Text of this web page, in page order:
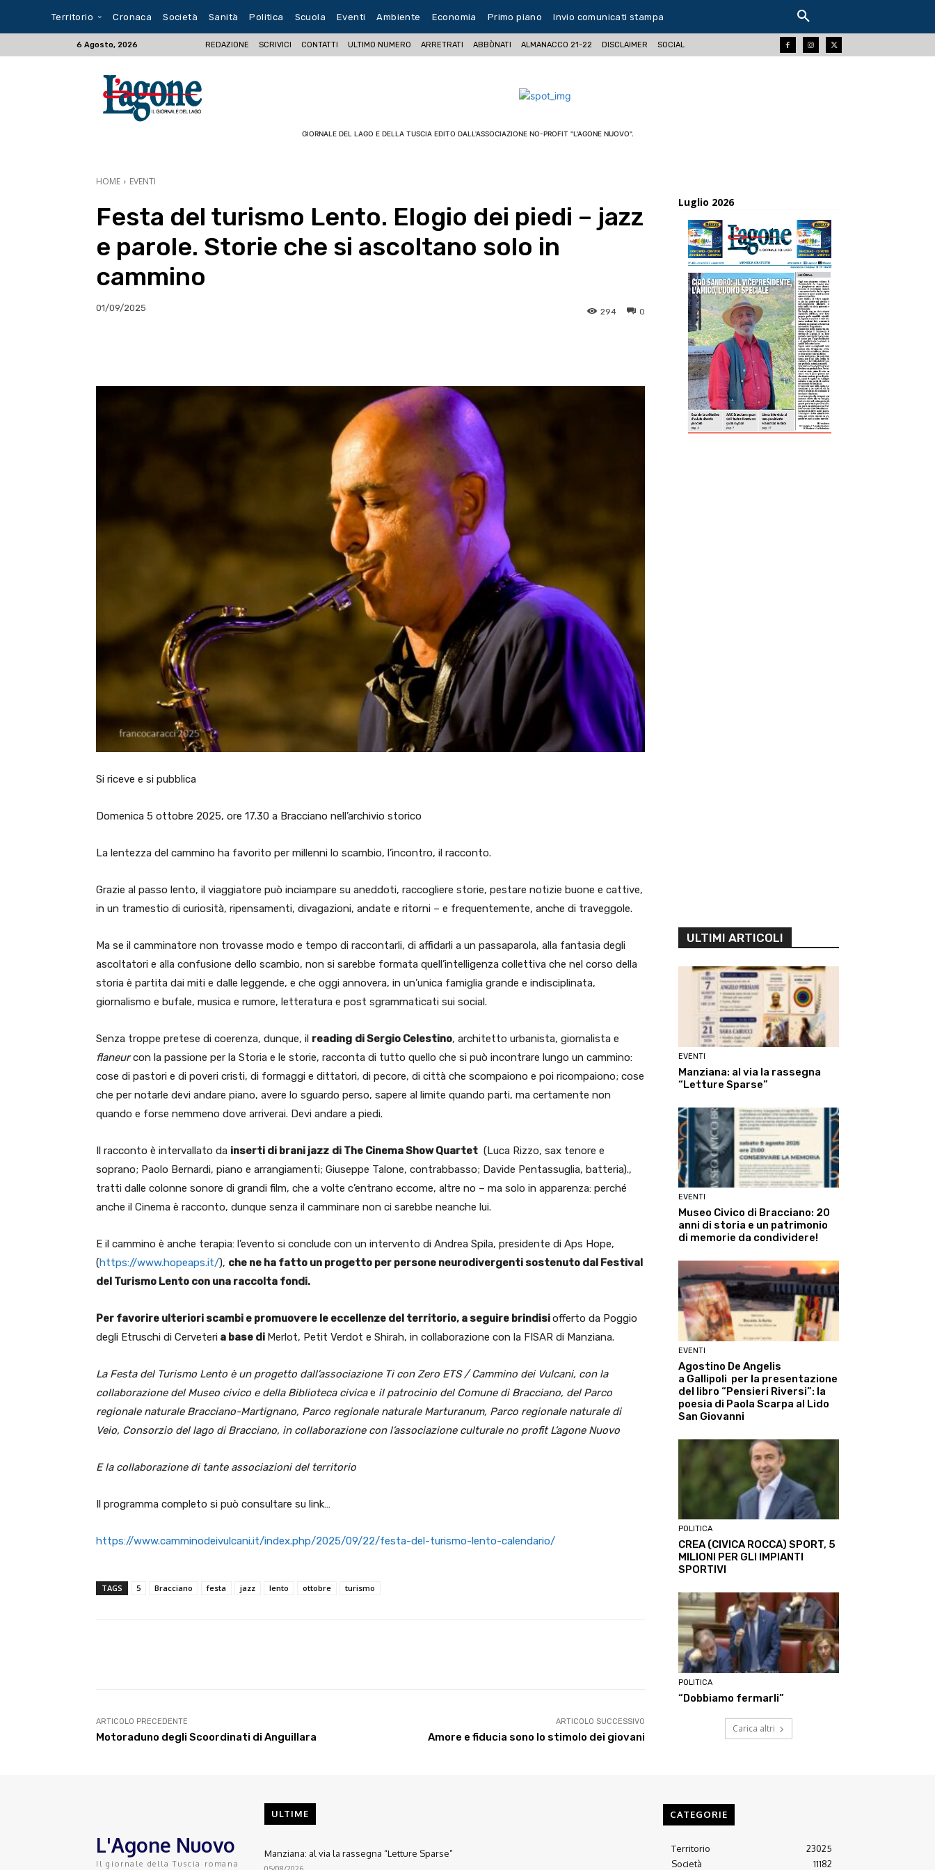
Territorio Cronaca Società Sanità Politica Scuola Eventi Ambiente Economia Primo piano Invio comunicati stampa
6 Agosto, 2026 REDAZIONE SCRIVICI CONTATTI ULTIMO NUMERO ARRETRATI ABBÒNATI ALMANACCO 21-22 DISCLAIMER SOCIAL
GIORNALE DEL LAGO E DELLA TUSCIA EDITO DALL'ASSOCIAZIONE NO-PROFIT "L'AGONE NUOVO".
HOME EVENTI
Festa del turismo Lento. Elogio dei piedi – jazz
e parole. Storie che si ascoltano solo in
cammino
01/09/2025 0
294
Tumblr Telegram
Si riceve e si pubblica
Domenica 5 ottobre 2025, ore 17.30 a Bracciano nell’archivio storico
La lentezza del cammino ha favorito per millenni lo scambio, l’incontro, il racconto.
Grazie al passo lento, il viaggiatore può inciampare su aneddoti, raccogliere storie, pestare notizie buone e cattive,
in un tramestio di curiosità, ripensamenti, divagazioni, andate e ritorni – e frequentemente, anche di traveggole.
Ma se il camminatore non trovasse modo e tempo di raccontarli, di affidarli a un passaparola, alla fantasia degli
ascoltatori e alla confusione dello scambio, non si sarebbe formata quell’intelligenza collettiva che nel corso della
storia è partita dai miti e dalle leggende, e che oggi annovera, in un’unica famiglia grande e indisciplinata,
giornalismo e bufale, musica e rumore, letteratura e post sgrammaticati sui social.
Senza troppe pretese di coerenza, dunque, il reading di Sergio Celestino, architetto urbanista, giornalista e
flaneurcon la passione per la Storia e le storie, racconta di tutto quello che si può incontrare lungo un cammino:
cose di pastori e di poveri cristi, di formaggi e dittatori, di pecore, di città che scompaiono e poi ricompaiono; cose
che per notarle devi andare piano, avere lo sguardo perso, sapere al limite quando parti, ma certamente non
quando e forse nemmeno dove arriverai. Devi andare a piedi.
Il racconto è intervallato da inserti di brani jazz di The Cinema Show Quartet (Luca Rizzo, sax tenore e
soprano; Paolo Bernardi, piano e arrangiamenti; Giuseppe Talone, contrabbasso; Davide Pentassuglia, batteria).,
tratti dalle colonne sonore di grandi film, che a volte c’entrano eccome, altre no – ma solo in apparenza: perché
anche il Cinema è racconto, dunque senza il camminare non ci sarebbe neanche lui.
E il cammino è anche terapia: l’evento si conclude con un intervento di Andrea Spila, presidente di Aps Hope,
(https://www.hopeaps.it/), che ne ha fatto un progetto per persone neurodivergenti sostenuto dal Festival
del Turismo Lento con una raccolta fondi.
Per favorire ulteriori scambi e promuovere le eccellenze del territorio, a seguire brindisiofferto da Poggio
degli Etruschi di Cerveteri a base di Merlot, Petit Verdot e Shirah, in collaborazione con la FISAR di Manziana.
La Festa del Turismo Lento è un progetto dall’associazione Ti con Zero ETS / Cammino dei Vulcani, con la
collaborazione del Museo civico e della Biblioteca civicae il patrocinio del Comune di Bracciano, del Parco
regionale naturale Bracciano-Martignano, Parco regionale naturale Marturanum, Parco regionale naturale di
Veio, Consorzio del lago di Bracciano, in collaborazione con l’associazione culturale no profit L’agone Nuovo
E la collaborazione di tante associazioni del territorio
Il programma completo si può consultare su link…
https://www.camminodeivulcani.it/index.php/2025/09/22/festa-del-turismo-lento-calendario/
TAGS 5 Bracciano festa jazz lento ottobre turismo
Linkedin ReddIt
ARTICOLO PRECEDENTE
Motoraduno degli Scoordinati di Anguillara
ARTICOLO SUCCESSIVO
Amore e fiducia sono lo stimolo dei giovani
Luglio 2026
ULTIMI ARTICOLI
EVENTI
Manziana: al via la rassegna
“Letture Sparse”
EVENTI
Museo Civico di Bracciano: 20
anni di storia e un patrimonio
di memorie da condividere!
EVENTI
Agostino De Angelis
a Gallipoli per la presentazione
del libro “Pensieri Riversi”: la
poesia di Paola Scarpa al Lido
San Giovanni
POLITICA
CREA (CIVICA ROCCA) SPORT, 5
MILIONI PER GLI IMPIANTI
SPORTIVI
POLITICA
“Dobbiamo fermarli”
Carica altri
L'Agone Nuovo
Il giornale della Tuscia romana
ULTIME
Manziana: al via la rassegna “Letture Sparse”
CATEGORIE
Territorio
23025
Società
11182